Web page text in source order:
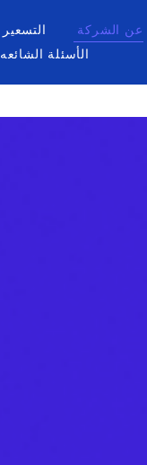
عن الشركة التسعير
الأسئلة الشائعه